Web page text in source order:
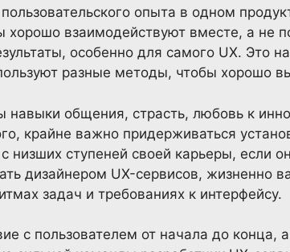
опыта в одном
хорошо взаимодействуют вместе, а не
особенно для самого UX. Это
разные методы, чтобы хорошо
общения, страсть, любовь к
крайне важно придерживаться
ступеней своей карьеры, если
дизайнером UX-сервисов, жизненно
задач и требованиях к интерфейсу.
с пользователем от начала до конца,